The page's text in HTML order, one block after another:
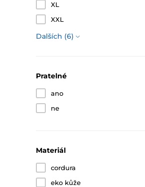
XL
XXL
Dalších (6)
Pratelné
ano
ne
Materiál
cordura
eko kůže